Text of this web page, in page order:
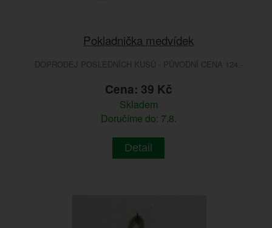
Pokladnička medvídek
DOPRODEJ POSLEDNÍCH KUSŮ - PŮVODNÍ CENA 124.-
Cena: 39 Kč
Skladem
Doručíme do: 7.8.
Detail